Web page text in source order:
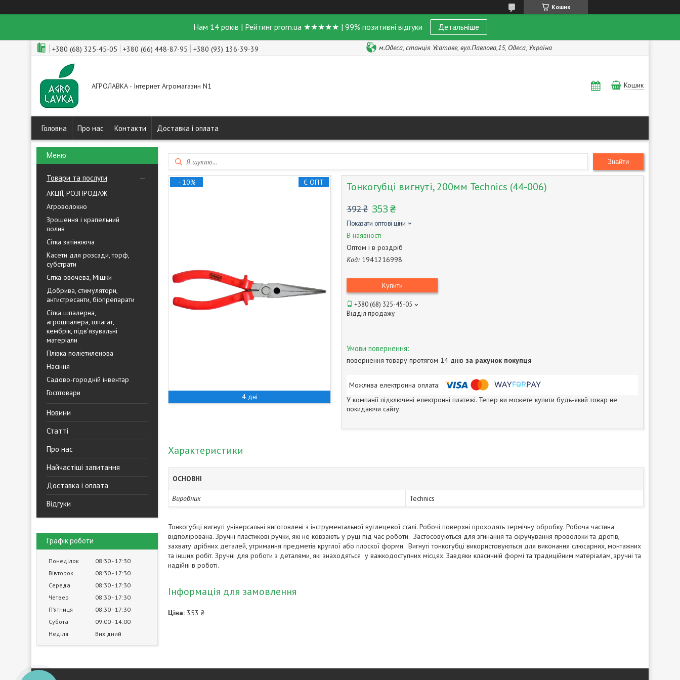
Кошик
Нам 14 років | Рейтинг prom.ua ★★★★★ | 99% позитивні відгуки Детальніше
+380 (68) 325-45-05 +380 (66) 448-87-95 +380 (93) 136-39-39 м.Одеса, станція Усатове, вул.Павлова,15, Одеса, Україна
АГРОЛАВКА - Інтернет Агромагазин N1 Кошик
Головна Про нас Контакти Доставка і оплата
Товари та послуги
АКЦІЇ, РОЗПРОДАЖ
Агроволокно
Зрошення і крапельний
полив
Сітка затінююча
Касети для розсади, торф,
субстрати
Сітка овочева, Мішки
Добрива, стимулятори,
антистресанти, біопрепарати
Сітка шпалерна,
агрошпалера, шпагат,
кембрік, підв'язувальні
матеріали
Плівка поліетиленова
Насіння
Садово-городній інвентар
Госптовари
Новини
Статті
Про нас
Найчастіші запитання
Доставка і оплата
Відгуки
Графік роботи
Понеділок 08:30 17:30
Вівторок
08:30 17:30
Середа
08:30 17:30
Четвер
08:30 17:30
Пʼятниця
08:30 17:30
Субота
09:00 14:00
Неділя
Вихідний
Знайти
Є ОПТ
–10%
4 дні
Тонкогубці вигнуті, 200мм Technics (44-006)
392 ₴ 353 ₴
Показати оптові ціни
В наявності
Оптом і в роздріб
Код: 1941216998
Купити
+380 (68) 325-45-05
Відділ продажу
повернення товару протягом 14 днів за рахунок покупця
У компанії підключені електронні платежі. Тепер ви можете купити будь-який товар не
покидаючи сайту.
Характеристики
ОСНОВНІ
Виробник Technics
Тонкогубці вигнуті універсальні виготовлені з інструментальної вуглецевої сталі. Робочі поверхні проходять термічну обробку. Робоча частина
відполірована. Зручні пластикові ручки, які не ковзають у руці під час роботи. Застосовуються для згинання та скручування проволоки та дротів,
захвату дрібних деталей, утримання предметів круглої або плоскої форми. Вигнуті тонкогубці використовуються для виконання слюсарних, монтажних
та інших робіт. Зручні для роботи з деталями, які знаходяться у важкодоступних місцях. Завдяки класичній формі та традиційним матеріалам, зручні та
надійні в роботі.
Інформація для замовлення
Ціна: 353 ₴